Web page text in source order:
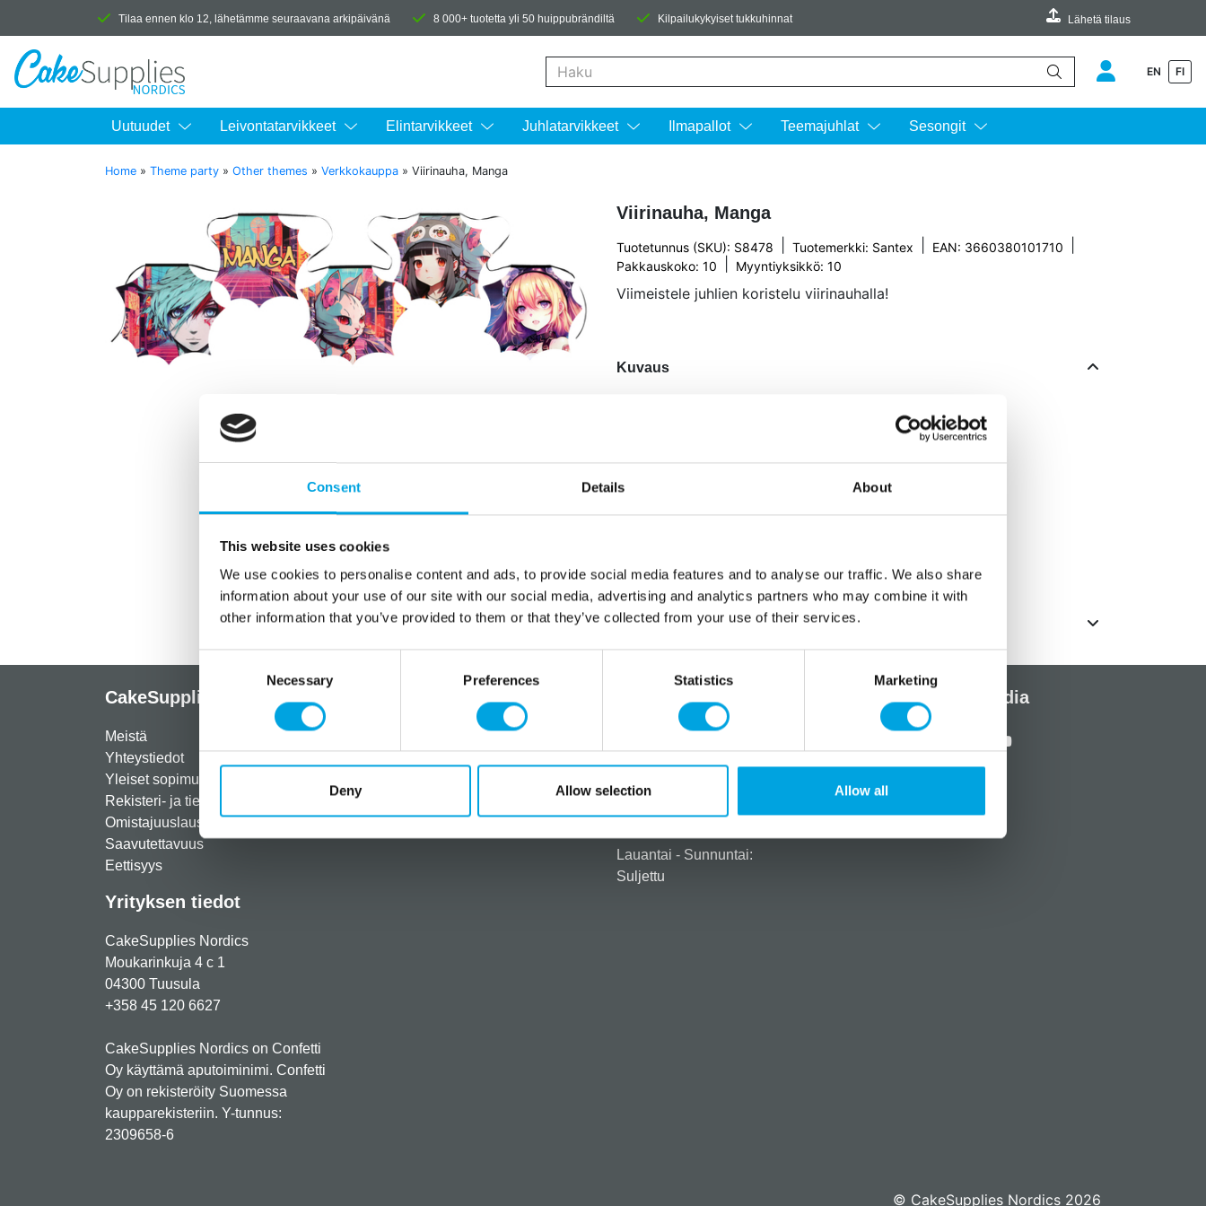
Consent Details About
This website uses cookies
We use cookies to personalise content and ads, to provide social media features and to analyse our traffic. We also share
information about your use of our site with our social media, advertising and analytics partners who may combine it with
other information that you’ve provided to them or that they’ve collected from your use of their services.
Necessary Preferences Statistics Marketing
Deny Allow selection Allow all
Tilaa ennen klo 12, lähetämme seuraavana arkipäivänä 8 000+ tuotetta yli 50 huippubrändiltä Kilpailukykyiset tukkuhinnat Lähetä tilaus
EN FI
Uutuudet Leivontatarvikkeet Elintarvikkeet Juhlatarvikkeet Ilmapallot Teemajuhlat Sesongit
Home » Theme party » Other themes » Verkkokauppa » Viirinauha, Manga
Viirinauha, Manga
Tuotetunnus (SKU): S8478 Tuotemerkki: Santex EAN: 3660380101710
Pakkauskoko: 10 Myyntiyksikkö: 10
Viimeistele juhlien koristelu viirinauhalla!
Kuvaus
nauhassa 10kpl kuvioita
Lisätiedot
CakeSupplies Nordics
Meistä
Yhteystiedot
Yleiset sopimusehdot
Rekisteri- ja tietosuojaseloste
Omistajuuslauseke
Saavutettavuus
Eettisyys
Yrityksen tiedot
CakeSupplies Nordics
Moukarinkuja 4 c 1
04300 Tuusula
+358 45 120 6627
CakeSupplies Nordics on Confetti
Oy käyttämä aputoiminimi. Confetti
Oy on rekisteröity Suomessa
kaupparekisteriin. Y-tunnus:
2309658-6
Rekisteröidy yritysasiakkaaksi
Usein kysytyt kysymykset
Tarvitsetko apua?
+358 45 120 6627
Aukioloajat
Maanantai - Perjantai:
Lauantai - Sunnuntai:
Suljettu
Sosiaalinen media
© CakeSupplies Nordics 2026